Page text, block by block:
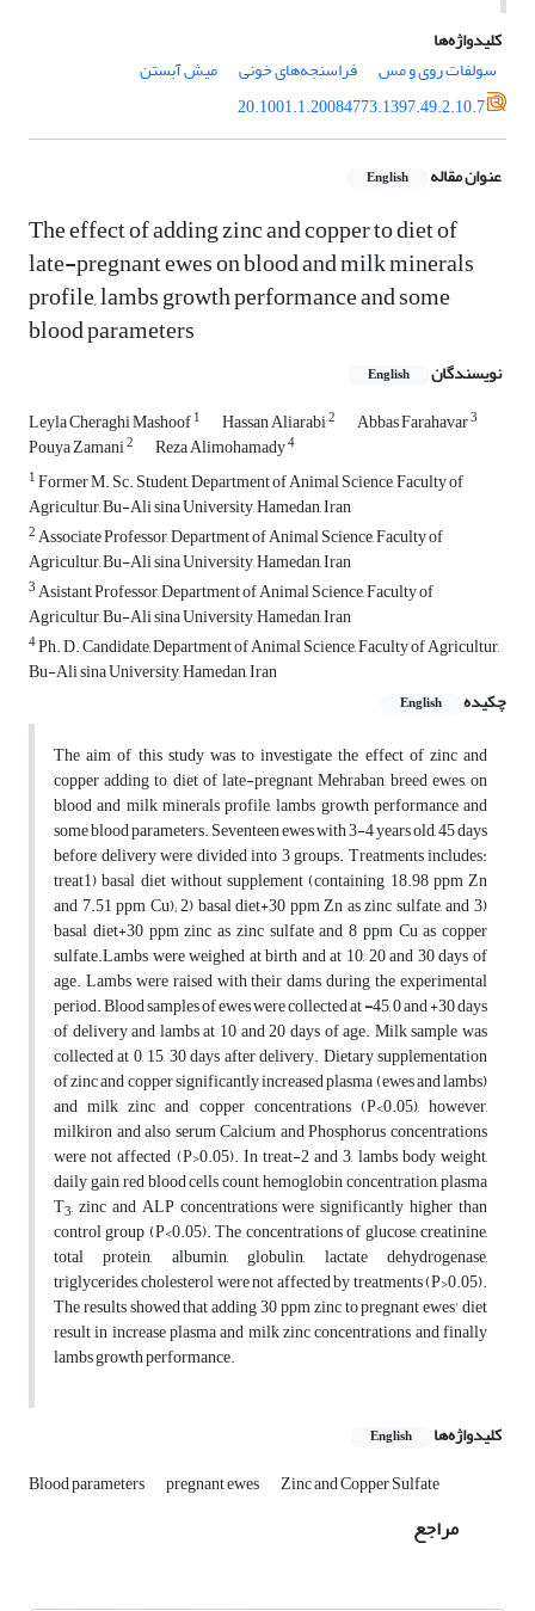
کلیدواژه‌ها
سولفات روی و مس
فراسنجه‌های خونی
میش آبستن
20.1001.1.20084773.1397.49.2.10.7
عنوان مقاله English
The effect of adding zinc and copper to diet of
late-pregnant ewes on blood and milk minerals
profile, lambs growth performance and some
blood parameters
نویسندگان English
Leyla Cheraghi Mashoof1 Hassan Aliarabi2 Abbas Farahavar3
Pouya Zamani2 Reza Alimohamady4
1Former M. Sc. Student, Department of Animal Science, Faculty of
Agricultur, Bu-Ali sina University, Hamedan, Iran
2Associate Professor, Department of Animal Science, Faculty of
Agricultur, Bu-Ali sina University, Hamedan, Iran
3Asistant Professor, Department of Animal Science, Faculty of
Agricultur, Bu-Ali sina University, Hamedan, Iran
4Ph. D. Candidate, Department of Animal Science, Faculty of Agricultur,
Bu-Ali sina University, Hamedan, Iran
چکیده
English
The aim of this study was to investigate the effect of zinc and
copper adding to diet of late-pregnant Mehraban breed ewes, on
blood and milk minerals profile, lambs growth performance and
some blood parameters. Seventeen ewes with 3-4 years old, 45 days
before delivery were divided into 3 groups. Treatments includes:
treat1) basal diet without supplement (containing 18.98 ppm Zn
and 7.51 ppm Cu); 2) basal diet+30 ppm Zn as zinc sulfate, and 3)
basal diet+30 ppm zinc as zinc sulfate and 8 ppm Cu as copper
sulfate.Lambs were weighed at birth and at 10, 20 and 30 days of
age. Lambs were raised with their dams during the experimental
period. Blood samples of ewes were collected at-45, 0 and +30 days
of delivery and lambs at 10 and 20 days of age. Milk sample was
collected at 0, 15, 30 days after delivery. Dietary supplementation
of zinc and copper significantly increased plasma (ewes and lambs)
and milk zinc and copper concentrations (P<0.05), however,
milkiron and also serum Calcium and Phosphorus concentrations
were not affected (P>0.05). In treat-2 and 3, lambs body weight,
daily gain, red blood cells count, hemoglobin concentration, plasma
T3, zinc and ALP concentrations were significantly higher than
control group (P<0.05). The concentrations of glucose, creatinine,
total protein, albumin, globulin, lactate dehydrogenase,
triglycerides, cholesterol were not affected by treatments (P>0.05).
The results showed that adding 30 ppm zinc to pregnant ewes' diet
result in increase plasma and milk zinc concentrations and finally
lambs growth performance.
کلیدواژه‌ها English
Blood parameters pregnant ewes Zinc and Copper Sulfate
مراجع